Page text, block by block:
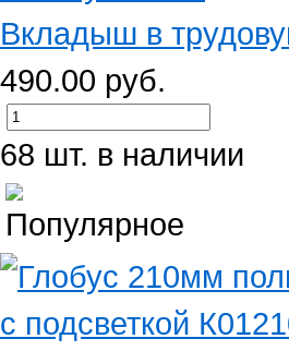
Вкладыш в
490.00 руб.
68 шт. в наличии